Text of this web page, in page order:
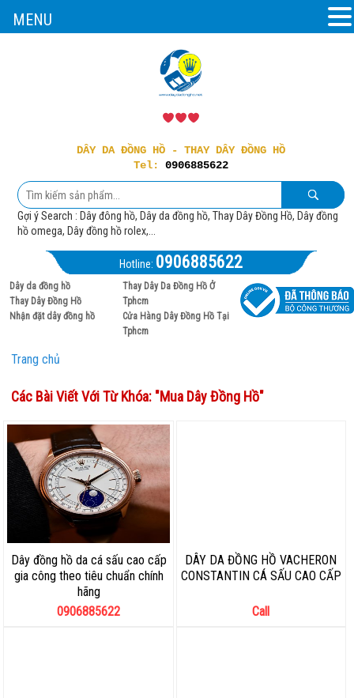
DÂY DA ĐỒNG HỒ - THAY DÂY ĐỒNG HỒ
Tel: 0906885622
Gợi ý Search : Dây đông hồ, Dây da đồng hồ, Thay Dây Đồng Hồ, Dây đồng
hồ omega, Dây đồng hồ rolex,...
Hotline: 0906885622
Dây da đồng hồ
Thay Dây Đồng Hồ
Nhận đặt dây đồng hồ
Thay Dây Da Đồng Hồ Ở
Tphcm
Cửa Hàng Dây Đồng Hồ Tại
Tphcm
Trang chủ
Các Bài Viết Với Từ Khóa: "Mua Dây Đồng Hồ"
Dây đồng hồ da cá sấu cao cấp
gia công theo tiêu chuẩn chính
hãng
0906885622
DÂY DA ĐỒNG HỒ VACHERON
CONSTANTIN CÁ SẤU CAO CẤP
Call
MENU